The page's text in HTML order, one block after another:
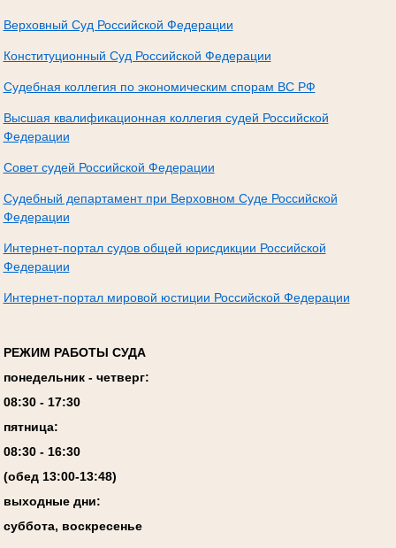
Верховный Суд Российской Федерации
Конституционный Суд Российской Федерации
Судебная коллегия по экономическим спорам ВС РФ
Высшая квалификационная коллегия судей Российской
Федерации
Совет судей Российской Федерации
Судебный департамент при Верховном Суде Российской
Федерации
Интернет-портал судов общей юрисдикции Российской
Федерации
Интернет-портал мировой юстиции Российской Федерации
РЕЖИМ РАБОТЫ СУДА
понедельник - четверг:
08:30 - 17:30
пятница:
08:30 - 16:30
(обед 13:00-13:48)
выходные дни:
суббота, воскресенье